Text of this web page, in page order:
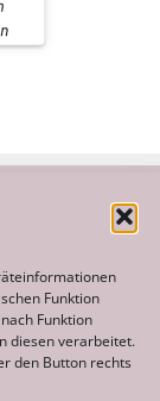
Funktion
Funktion
diesen verarbeitet.
den Button rechts